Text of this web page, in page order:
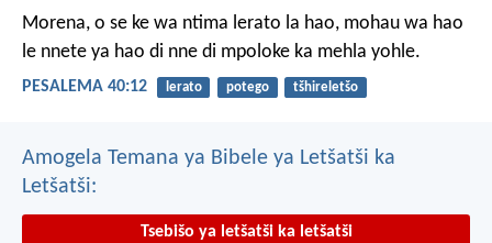
Morena, o se ke wa ntima lerato la hao, mohau wa hao
le nnete ya hao di nne di mpoloke ka mehla yohle.
PESALEMA 40:12 lerato potego tšhireletšo
Amogela Temana ya Bibele ya Letšatši ka
Letšatši:
Tsebišo ya letšatši ka letšatši